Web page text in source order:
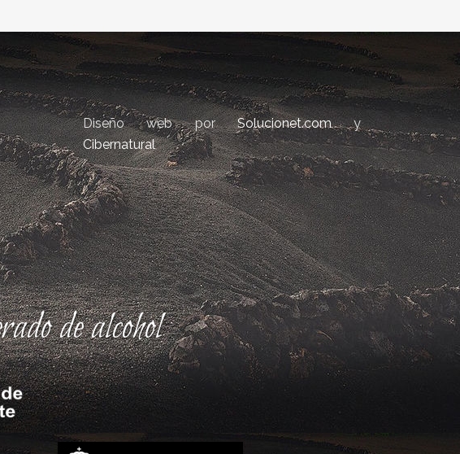
Diseño web porSolucionet.comy
Cibernatural
de alcohol